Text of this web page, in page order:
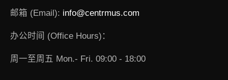
邮箱 (Email): info@centrmus.com
办公时间 (Office Hours)：
周一至周五 Mon.- Fri. 09:00 - 18:00